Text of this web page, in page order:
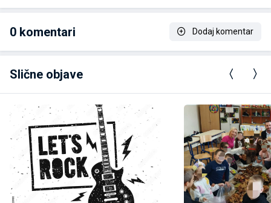
0 komentari Dodaj komentar
Slične objave